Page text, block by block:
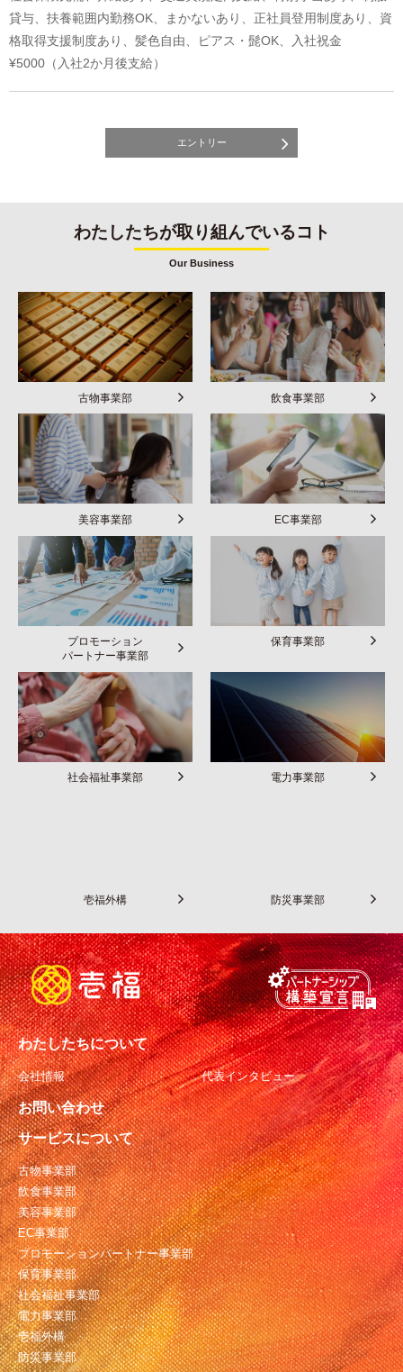
貸与、扶養範囲内勤務OK、まかないあり、正社員登用制度あり、資
格取得支援制度あり、髪色自由、ピアス・髭OK、入社祝金
¥5000（入社2か月後支給）
エントリー
わたしたちが取り組んでいるコト
Our Business
古物事業部 飲食事業部
美容事業部 EC事業部
プロモーション
パートナー事業部
保育事業部
社会福祉事業部 電力事業部
壱福外構 防災事業部
わたしたちについて
会社情報 代表インタビュー
お問い合わせ
サービスについて
古物事業部
飲食事業部
美容事業部
EC事業部
プロモーションパートナー事業部
保育事業部
社会福祉事業部
電力事業部
壱福外構
防災事業部